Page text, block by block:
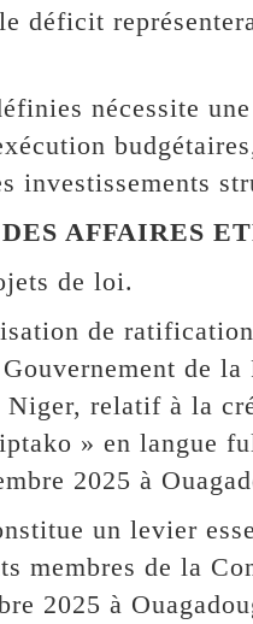
déficit
nécessite
investissements
AFFAIRES
de loi.
de
de
Niger, relatif à la
» en langue
2025 à
un levier
membres de la
2025 à